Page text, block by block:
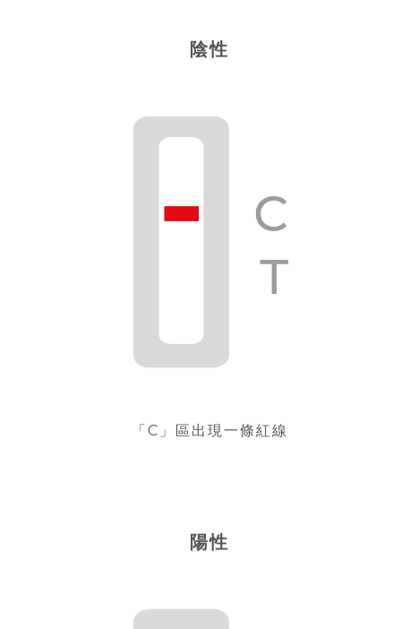
陰性
「C」區出現一條紅線
陽性